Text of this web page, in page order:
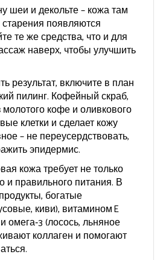
шеи и декольте – кожа там
появляются
те же средства, что и для
наверх, чтобы улучшить
результат, включите в план
пилинг. Кофейный скраб,
кофе и оливкового
клетки и сделает кожу
– не переусердствовать,
эпидермис.
кожа требует не только
и правильного питания. В
богатые
киви), витамином E
омега‑3 (лосось, льняное
коллаген и помогают